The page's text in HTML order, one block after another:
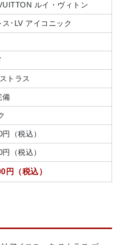
ルイ・ヴィトン
ス･LV アイコニック
トラス
備
（税込）
（税込）
円（税込）